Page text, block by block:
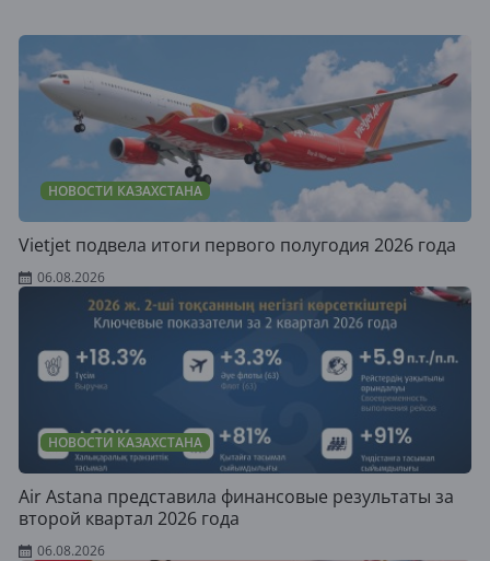
НОВОСТИ КАЗАХСТАНА
Vietjet подвела итоги первого полугодия 2026 года
06.08.2026
НОВОСТИ КАЗАХСТАНА
Air Astana представила финансовые результаты за
второй квартал 2026 года
06.08.2026